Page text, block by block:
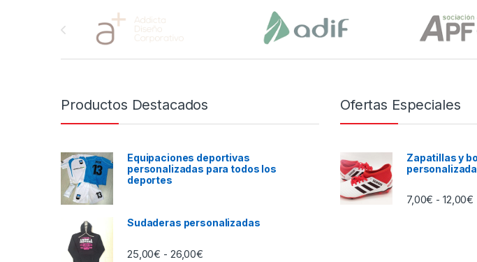
Brands Carousel
Productos Destacados
Equipaciones deportivas
personalizadas para todos los
deportes
Sudaderas personalizadas
25,00€ - 26,00€
Ofertas Especiales
Zapatillas y
7,00€ - 12,00€